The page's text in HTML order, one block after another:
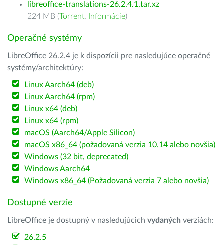
libreoffice-translations-26.2.4.1.tar.xz
224 MB (Torrent, Informácie)
Operačné systémy
LibreOffice 26.2.4 je k dispozícii pre nasledujúce operačné
systémy/architektúry:
Linux Aarch64 (deb)
Linux Aarch64 (rpm)
Linux x64 (deb)
Linux x64 (rpm)
macOS (Aarch64/Apple Silicon)
macOS x86_64 (požadovaná verzia 10.14 alebo novšia)
Windows (32 bit, deprecated)
Windows Aarch64
Windows x86_64 (Požadovaná verzia 7 alebo novšia)
Dostupné verzie
LibreOffice je dostupný v nasledujúcich vydaných verziách:
26.2.5